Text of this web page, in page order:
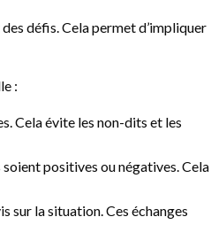
défis. Cela permet d’impliquer
:
Cela évite les non-dits et les
soient positives ou négatives. Cela
sur la situation. Ces échanges